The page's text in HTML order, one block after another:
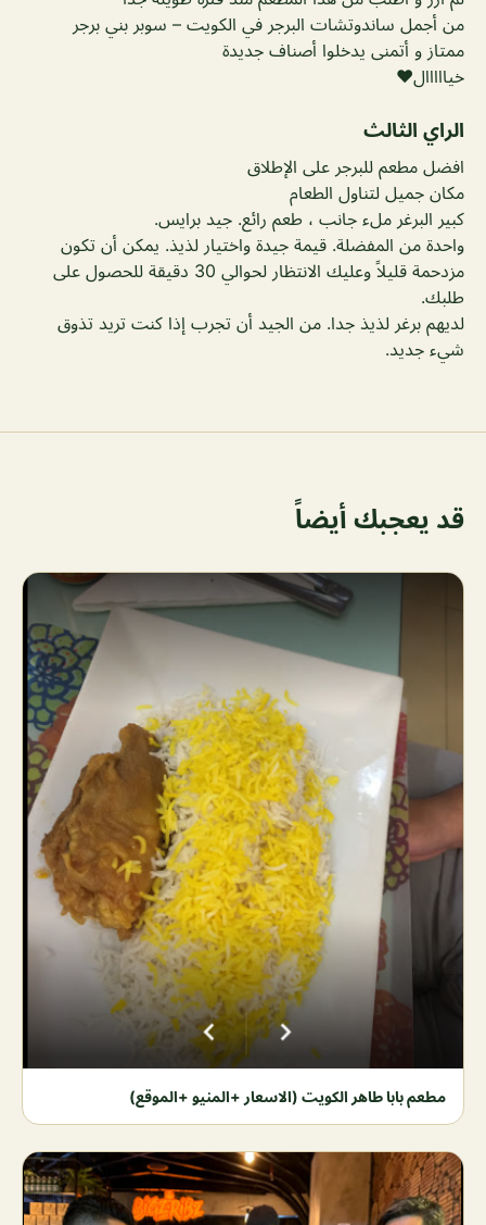
من أجمل ساندوتشات البرجر في الكويت – سوبر بني برجر
ممتاز و أتمنى يدخلوا أصناف جديدة
خيااااال❤
الراي الثالث
افضل مطعم للبرجر على الإطلاق
مكان جميل لتناول الطعام
كبير البرغر ملء جانب ، طعم رائع. جيد برايس.
واحدة من المفضلة. قيمة جيدة واختيار لذيذ. يمكن أن تكون
مزدحمة قليلاً وعليك الانتظار لحوالي 30 دقيقة للحصول على
طلبك.
لديهم برغر لذيذ جدا. من الجيد أن تجرب إذا كنت تريد تذوق
شيء جديد.
قد يعجبك أيضاً
مطعم بابا طاهر الكويت (الاسعار +المنيو +الموقع)